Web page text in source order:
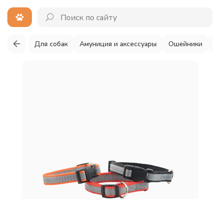
Для собак Амуниция и аксессуары Ошейники